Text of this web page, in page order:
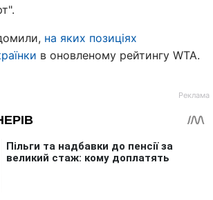
на яких позиціях
в оновленому рейтингу WTA.